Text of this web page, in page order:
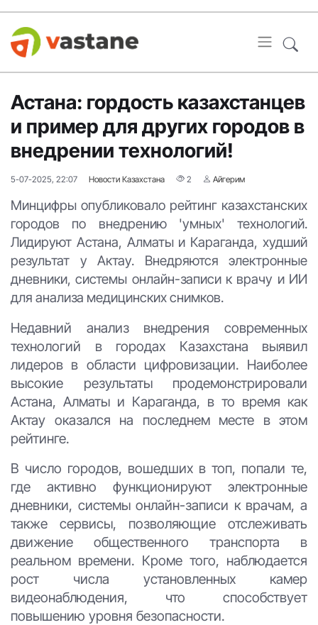
Астана: гордость казахстанцев
и пример для других городов в
внедрении технологий!
5-07-2025, 22:07 Новости Казахстана 2 Айгерим
Минцифры опубликовало рейтинг казахстанских
городов по внедрению 'умных' технологий.
Лидируют Астана, Алматы и Караганда, худший
результат у Актау. Внедряются электронные
дневники, системы онлайн-записи к врачу и ИИ
для анализа медицинских снимков.
Недавний анализ внедрения современных
технологий в городах Казахстана выявил
лидеров в области цифровизации. Наиболее
высокие результаты продемонстрировали
Астана, Алматы и Караганда, в то время как
Актау оказался на последнем месте в этом
рейтинге.
В число городов, вошедших в топ, попали те,
где активно функционируют электронные
дневники, системы онлайн-записи к врачам, а
также сервисы, позволяющие отслеживать
движение общественного транспорта в
реальном времени. Кроме того, наблюдается
рост числа установленных камер
видеонаблюдения, что способствует
повышению уровня безопасности.